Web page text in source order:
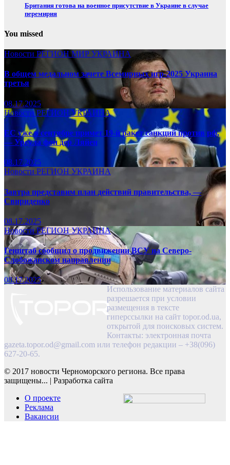
Британия готова на военное присутствие в Украине в случае
перемирия
You missed
Новости РЕГИОНМИР УКРАИНА
В общем медальном зачете Всемирных игр-2025 Украина
третья
08.17.2025
НовостиРЕГИОНУКРАИНА
ЕС уже в сентябре примет 19-й ракет санкций против рф,
— Урсула фон дер Ляйен
08.17.2025
Новости РЕГИОН УКРАИНА
Завтра представим план действий правительства, —
Свириденко
08.17.2025
НовостиРЕГИОНУКРАИНА
Генштаб сообщил о продвижении ВСУ на Северо-
Слобожанском направлении
08.17.2025
Использование материалов сайта
разрешается при условии
размещения в тексте
гиперссылки на сайт topor.od.ua,
открытой для поисковых систем.
Контакты: электронная почта
gazeta.topor.od@gmail.com или телефон редакции – +38(096)
627-20-65.
© 2017 новости Черноморского региона. Все права
защищены... | Разработка сайта
О проекте
Реклама
Вакансии